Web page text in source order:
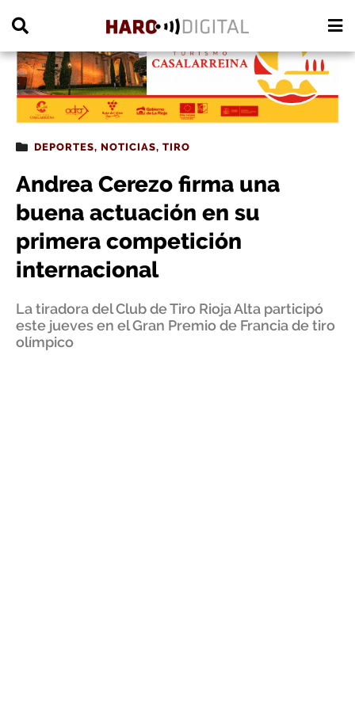
DEPORTES, NOTICIAS, TIRO
Andrea Cerezo firma una
buena actuación en su
primera competición
internacional
La tiradora del Club de Tiro Rioja Alta participó
este jueves en el Gran Premio de Francia de tiro
olímpico